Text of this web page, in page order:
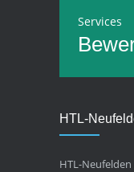
Services
HTL-
HTL-Neufelden